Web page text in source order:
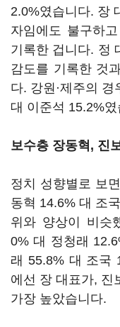
2.0%였습니다. 장
자임에도 불구하
기록한 겁니다. 정
감도를 기록한 것
다. 강원·제주의
대 이준석 15.2%
보수층 장동혁, 진
정치 성향별로 보
동혁 14.6% 대 조
위와 양상이 비슷
0% 대 정청래
래 55.8% 대 조국
에선 장 대표가, 진
가장 높았습니다.